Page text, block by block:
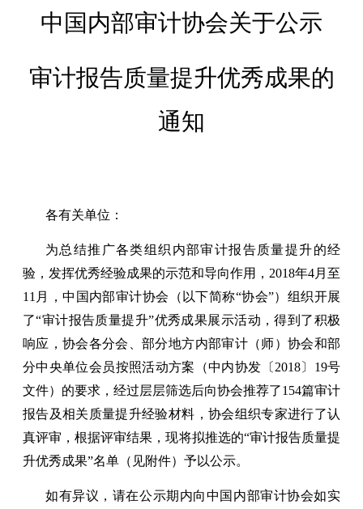
中国内部审计协会关于公示
审计报告质量提升优秀成果的
通知
各有关单位：
为总结推广各类组织内部审计报告质量提升的经
验，发挥优秀经验成果的示范和导向作用，2018年4月至
11月，中国内部审计协会（以下简称“协会”）组织开展
了“审计报告质量提升”优秀成果展示活动，得到了积极
响应，协会各分会、部分地方内部审计（师）协会和部
分中央单位会员按照活动方案（中内协发〔2018〕19号
文件）的要求，经过层层筛选后向协会推荐了154篇审计
报告及相关质量提升经验材料，协会组织专家进行了认
真评审，根据评审结果，现将拟推选的“审计报告质量提
升优秀成果”名单（见附件）予以公示。
如有异议，请在公示期内向中国内部审计协会如实